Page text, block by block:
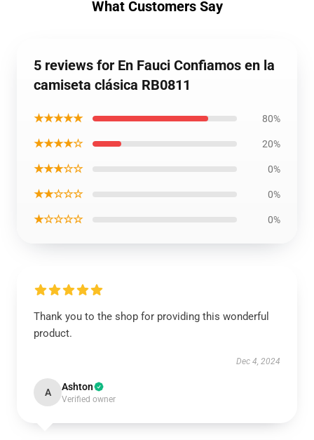
What Customers Say
5 reviews for En Fauci Confiamos en la
camiseta clásica RB0811
★★★★★ 80%
★★★★☆ 20%
★★★☆☆ 0%
★★☆☆☆ 0%
★☆☆☆☆ 0%
Thank you to the shop for providing this wonderful
product.
Dec 4, 2024
A Ashton
Verified owner